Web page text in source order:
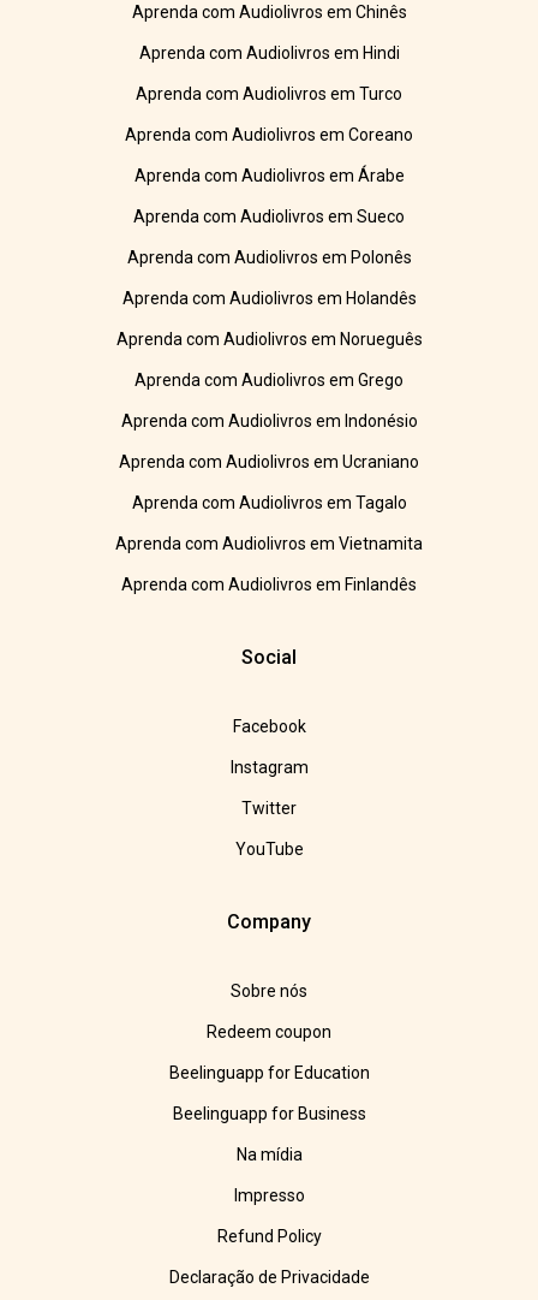
Aprenda com Audiolivros em Chinês
Aprenda com Audiolivros em Hindi
Aprenda com Audiolivros em Turco
Aprenda com Audiolivros em Coreano
Aprenda com Audiolivros em Árabe
Aprenda com Audiolivros em Sueco
Aprenda com Audiolivros em Polonês
Aprenda com Audiolivros em Holandês
Aprenda com Audiolivros em Norueguês
Aprenda com Audiolivros em Grego
Aprenda com Audiolivros em Indonésio
Aprenda com Audiolivros em Ucraniano
Aprenda com Audiolivros em Tagalo
Aprenda com Audiolivros em Vietnamita
Aprenda com Audiolivros em Finlandês
Social
Facebook
Instagram
Twitter
YouTube
Company
Sobre nós
Redeem coupon
Beelinguapp for Education
Beelinguapp for Business
Na mídia
Impresso
Refund Policy
Declaração de Privacidade